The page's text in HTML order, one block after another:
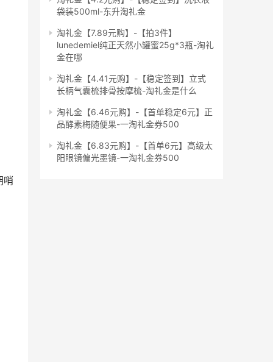
哨
袋装500ml-东升淘礼金
淘礼金【7.89元购】-【拍3件】
lunedemiel纯正天然小罐蜜25g*3瓶-淘礼
金在哪
淘礼金【4.41元购】-【稳定签到】立式
长柄气囊梳排骨按摩梳-淘礼金是什么
淘礼金【6.46元购】-【首单稳定6元】正
品酵素梅随便果-一淘礼金券500
淘礼金【6.83元购】-【首单6元】高级太
阳眼镜偏光墨镜-一淘礼金券500